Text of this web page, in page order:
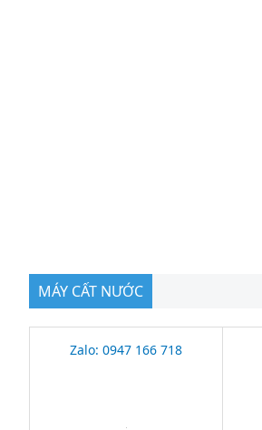
MÁY CẤT NƯỚC
Zalo: 0947 166 718